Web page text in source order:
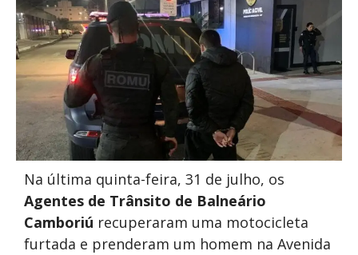
Na última quinta-feira, 31 de julho, os
Agentes de Trânsito de Balneário
Camboriú recuperaram uma motocicleta
furtada e prenderam um homem na Avenida